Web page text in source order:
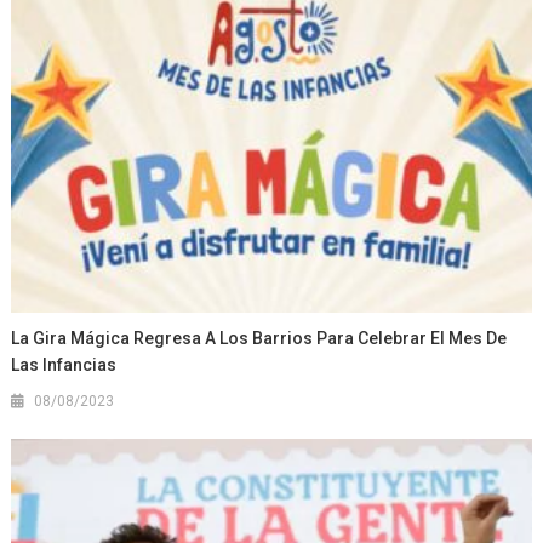
La Gira Mágica Regresa A Los Barrios Para Celebrar El Mes De
Las Infancias
08/08/2023